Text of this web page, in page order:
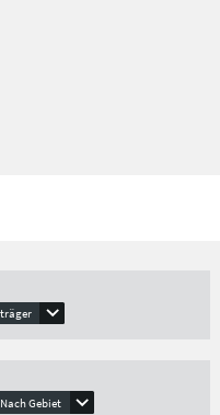
Nach Gebiet